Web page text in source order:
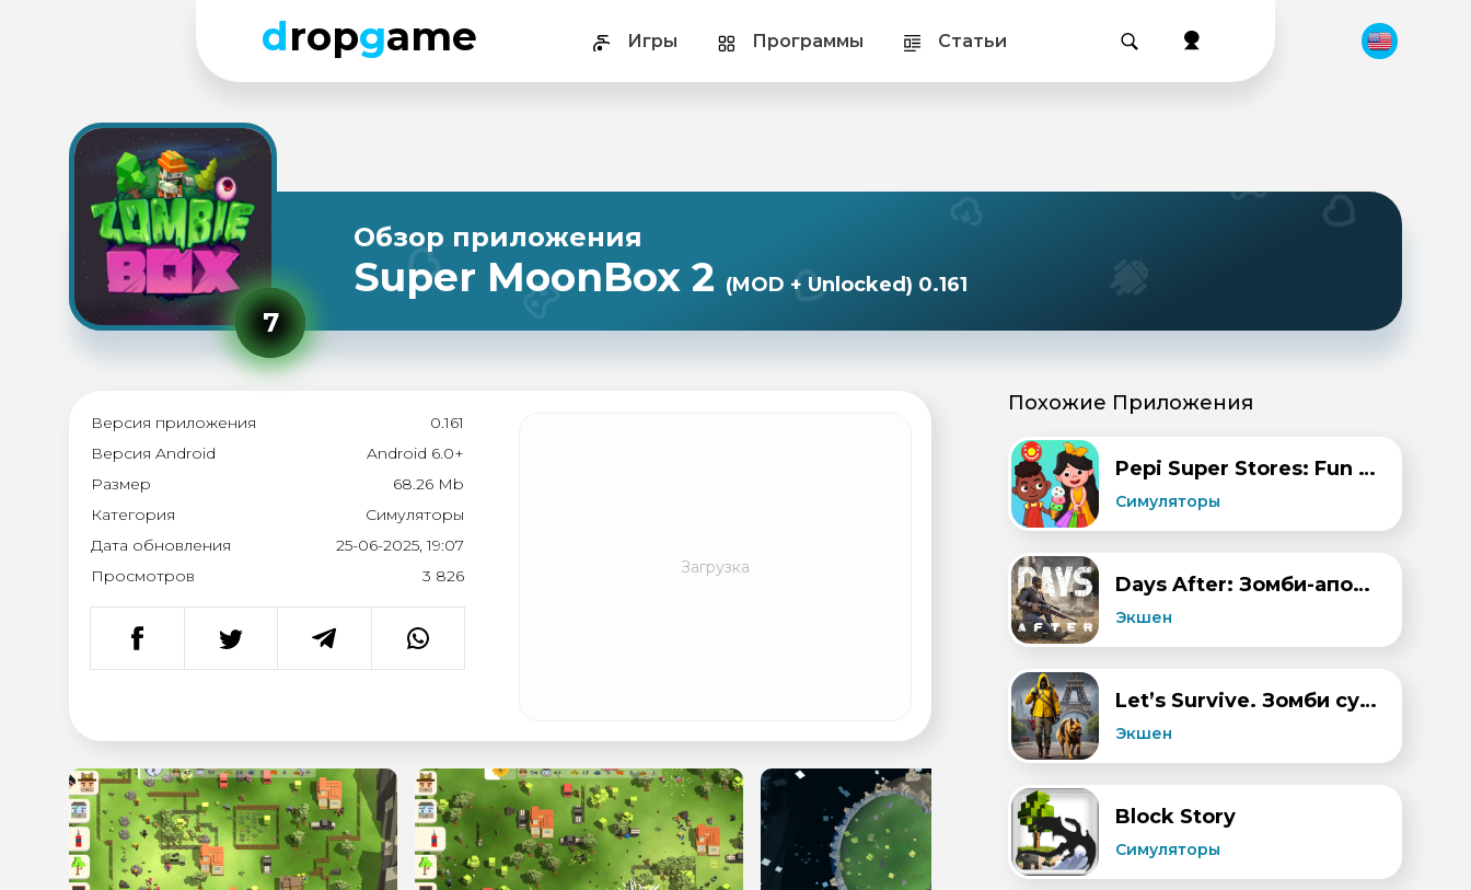
dropgame Игры Программы Статьи
7
Обзор приложения
Super MoonBox 2 (MOD + Unlocked) 0.161
Версия приложения
0.161
Версия Android
Android 6.0+
Размер
68.26 Mb
Категория
Симуляторы
Дата обновления
25-06-2025, 19:07
Просмотров
3 826
Похожие Приложения
Pepi Super Stores: Fun & Games
Симуляторы
Days After: Зомби-апокалипсис
Экшен
Let’s Survive. Зомби сурвайвал
Экшен
Block Story
Симуляторы